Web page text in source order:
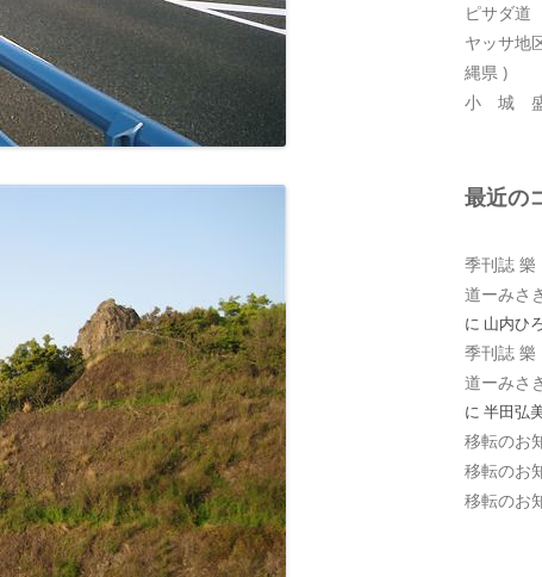
ピサダ
ヤッサ
縄県 )
小 城
最近の
季刊誌
道ーみ
に 山内ひ
季刊誌
道ーみ
に 半田弘
移転のお
移転のお
移転のお